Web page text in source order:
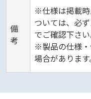
備
考
※仕様は掲載時
ついては、必
でご確認下さい
※製品の仕様
場合があります